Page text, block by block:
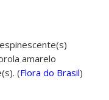
amarelo
(Flora do Brasil)